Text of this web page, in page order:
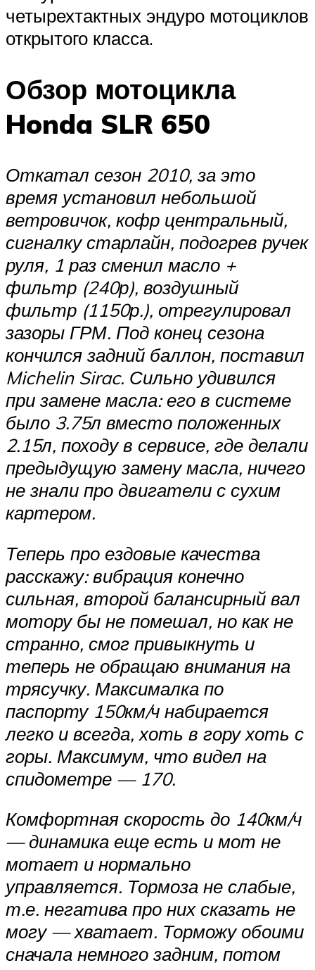
четырехтактных эндуро мотоциклов
открытого класса.
Обзор мотоцикла
Honda SLR 650
Откатал сезон 2010, за это
время установил небольшой
ветровичок, кофр центральный,
сигналку старлайн, подогрев ручек
руля, 1 раз сменил масло +
фильтр (240р), воздушный
фильтр (1150р.), отрегулировал
зазоры ГРМ. Под конец сезона
кончился задний баллон, поставил
Michelin Sirac. Сильно удивился
при замене масла: его в системе
было 3.75л вместо положенных
2.15л, походу в сервисе, где делали
предыдущую замену масла, ничего
не знали про двигатели с сухим
картером.
Теперь про ездовые качества
расскажу: вибрация конечно
сильная, второй балансирный вал
мотору бы не помешал, но как не
странно, смог привыкнуть и
теперь не обращаю внимания на
трясучку. Максималка по
паспорту 150км/ч набирается
легко и всегда, хоть в гору хоть с
горы. Максимум, что видел на
спидометре — 170.
Комфортная скорость до 140км/ч
— динамика еще есть и мот не
мотает и нормально
управляется. Тормоза не слабые,
т.е. негатива про них сказать не
могу — хватает. Торможу обоими
сначала немного задним, потом